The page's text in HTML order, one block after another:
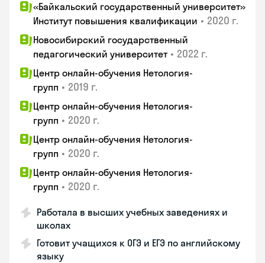
«Байкальский государственный университет»
Институт повышения квалификации • 2020 г.
Новосибирский государственный
педагогический университет • 2022 г.
Центр онлайн-обучения Нетология-
групп • 2019 г.
Центр онлайн-обучения Нетология-
групп • 2020 г.
Центр онлайн-обучения Нетология-
групп • 2020 г.
Центр онлайн-обучения Нетология-
групп • 2020 г.
Работала в высших учебных заведениях и
школах
Готовит учащихся к ОГЭ и ЕГЭ по английскому
языку